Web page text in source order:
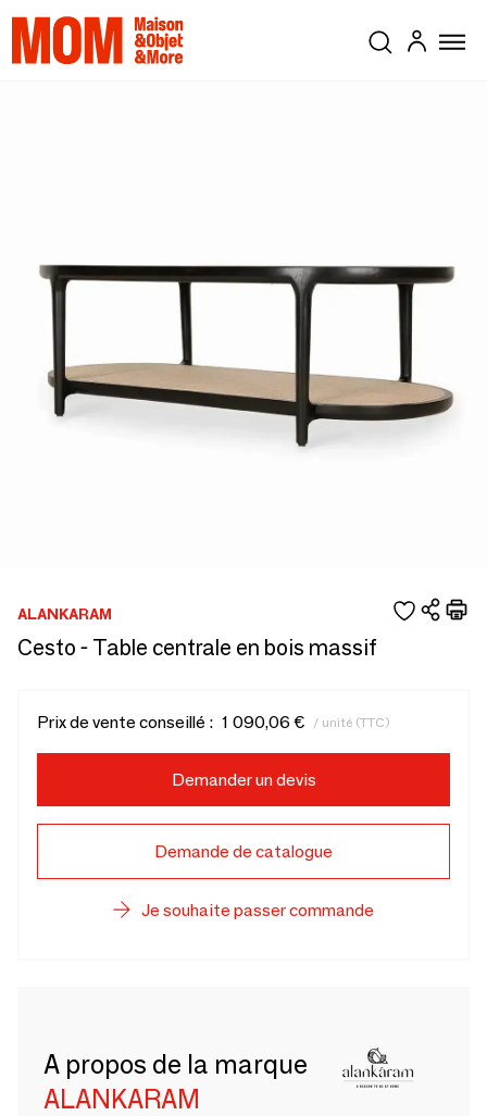
ALANKARAM
Cesto - Table centrale en bois massif
Prix de vente conseillé : 1 090,06 € / unité (TTC)
Demander un devis
Demande de catalogue
Je souhaite passer commande
A propos de la marque
ALANKARAM